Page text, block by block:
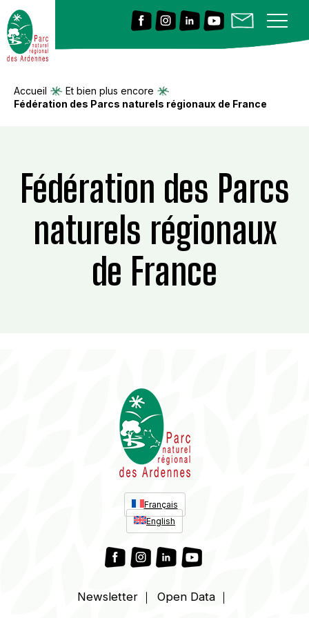
Accueil
Et bien plus encore
Fédération des Parcs naturels régionaux de France
Fédération des Parcs
naturels régionaux
de France
Français
English
Newsletter Open Data